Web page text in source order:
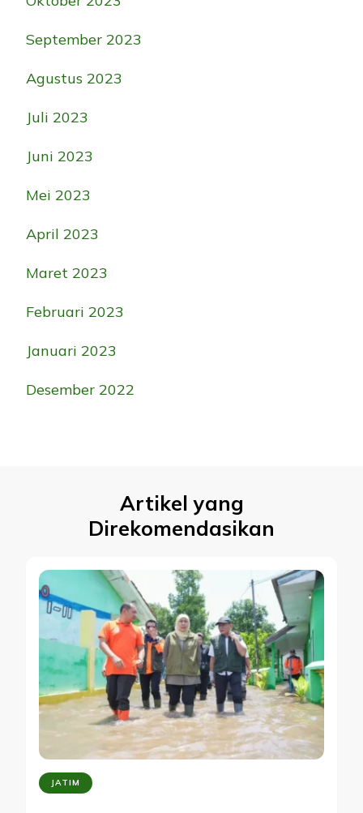
September 2023
Agustus 2023
Juli 2023
Juni 2023
Mei 2023
April 2023
Maret 2023
Februari 2023
Januari 2023
Desember 2022
Artikel yang
Direkomendasikan
JATIM